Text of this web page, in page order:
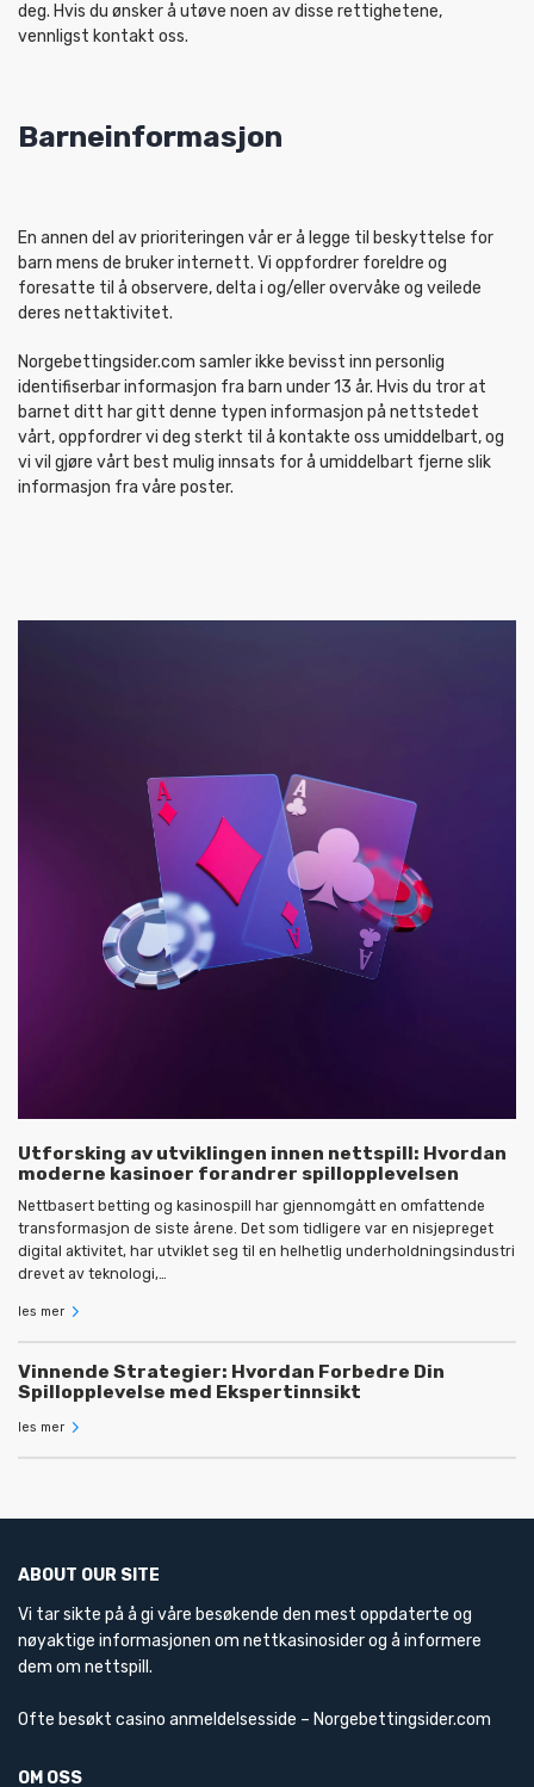
deg. Hvis du ønsker å utøve noen av disse rettighetene,
vennligst kontakt oss.
Barneinformasjon
En annen del av prioriteringen vår er å legge til beskyttelse for
barn mens de bruker internett. Vi oppfordrer foreldre og
foresatte til å observere, delta i og/eller overvåke og veilede
deres nettaktivitet.
Norgebettingsider.com samler ikke bevisst inn personlig
identifiserbar informasjon fra barn under 13 år. Hvis du tror at
barnet ditt har gitt denne typen informasjon på nettstedet
vårt, oppfordrer vi deg sterkt til å kontakte oss umiddelbart, og
vi vil gjøre vårt best mulig innsats for å umiddelbart fjerne slik
informasjon fra våre poster.
Utforsking av utviklingen innen nettspill: Hvordan
moderne kasinoer forandrer spillopplevelsen
Nettbasert betting og kasinospill har gjennomgått en omfattende
transformasjon de siste årene. Det som tidligere var en nisjepreget
digital aktivitet, har utviklet seg til en helhetlig underholdningsindustri
drevet av teknologi,…
les mer
Vinnende Strategier: Hvordan Forbedre Din
Spillopplevelse med Ekspertinnsikt
les mer
ABOUT OUR SITE
Vi tar sikte på å gi våre besøkende den mest oppdaterte og
nøyaktige informasjonen om nettkasinosider og å informere
dem om nettspill.
Ofte besøkt casino anmeldelsesside – Norgebettingsider.com
OM OSS